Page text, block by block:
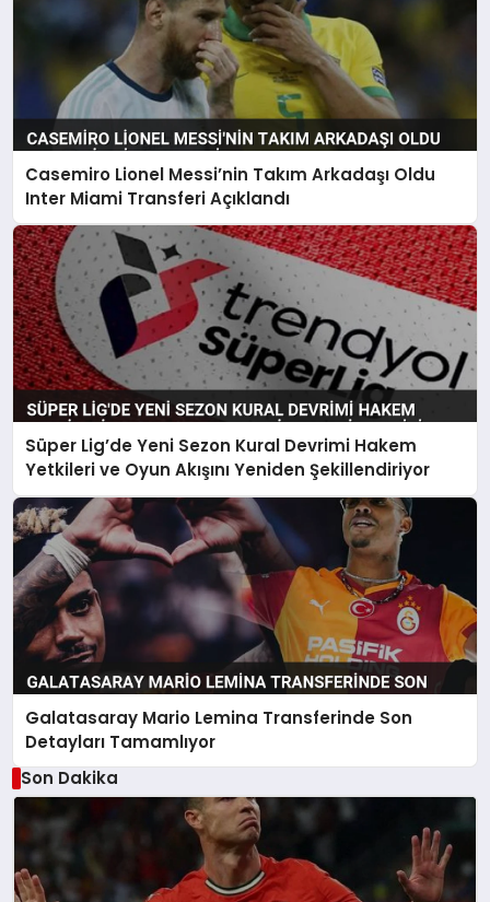
Casemiro Lionel Messi’nin Takım Arkadaşı Oldu
Inter Miami Transferi Açıklandı
Süper Lig’de Yeni Sezon Kural Devrimi Hakem
Yetkileri ve Oyun Akışını Yeniden Şekillendiriyor
Galatasaray Mario Lemina Transferinde Son
Detayları Tamamlıyor
Son Dakika